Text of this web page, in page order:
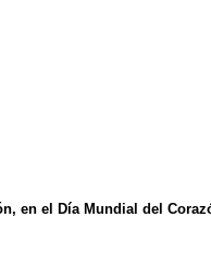
en el Día Mundial del